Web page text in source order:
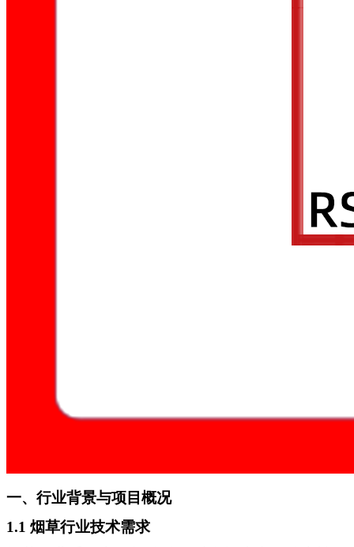
一、行业背景与项目概况
1.1 烟草行业技术需求